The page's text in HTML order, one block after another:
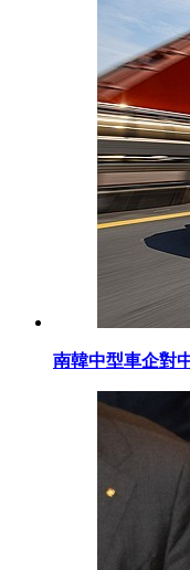
南韓中型車企對